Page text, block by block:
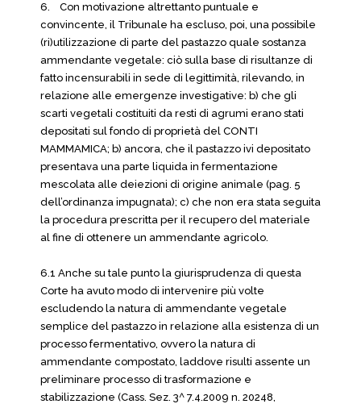
6.
Con motivazione altrettanto puntuale e
convincente, il Tribunale ha escluso, poi, una possibile
(ri)utilizzazione di parte del pastazzo quale sostanza
ammendante vegetale: ciò sulla base di risultanze di
fatto incensurabili in sede di legittimità, rilevando, in
relazione alle emergenze investigative: b) che gli
scarti vegetali costituiti da resti di agrumi erano stati
depositati sul fondo di proprietà del CONTI
MAMMAMICA; b) ancora, che il pastazzo ivi depositato
presentava una parte liquida in fermentazione
mescolata alle deiezioni di origine animale (pag. 5
dell’ordinanza impugnata); c) che non era stata seguita
la procedura prescritta per il recupero del materiale
al fine di ottenere un ammendante agricolo.
6.1 Anche su tale punto la giurisprudenza di questa
Corte ha avuto modo di intervenire più volte
escludendo la natura di ammendante vegetale
semplice del pastazzo in relazione alla esistenza di un
processo fermentativo, ovvero la natura di
ammendante compostato, laddove risulti assente un
preliminare processo di trasformazione e
stabilizzazione (Cass. Sez. 3^ 7.4.2009 n. 20248,